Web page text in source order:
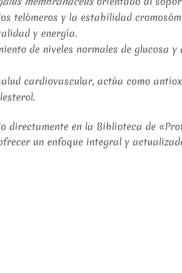
telómeros y la estabilidad
y energía.
de niveles normales de glucosa
cardiovascular, actúa como
directamente en la Biblioteca de
un enfoque integral y